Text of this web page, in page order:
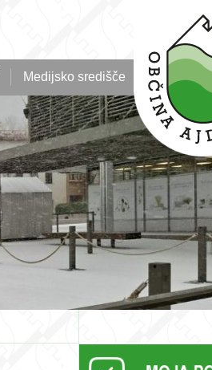
Medijsko središče